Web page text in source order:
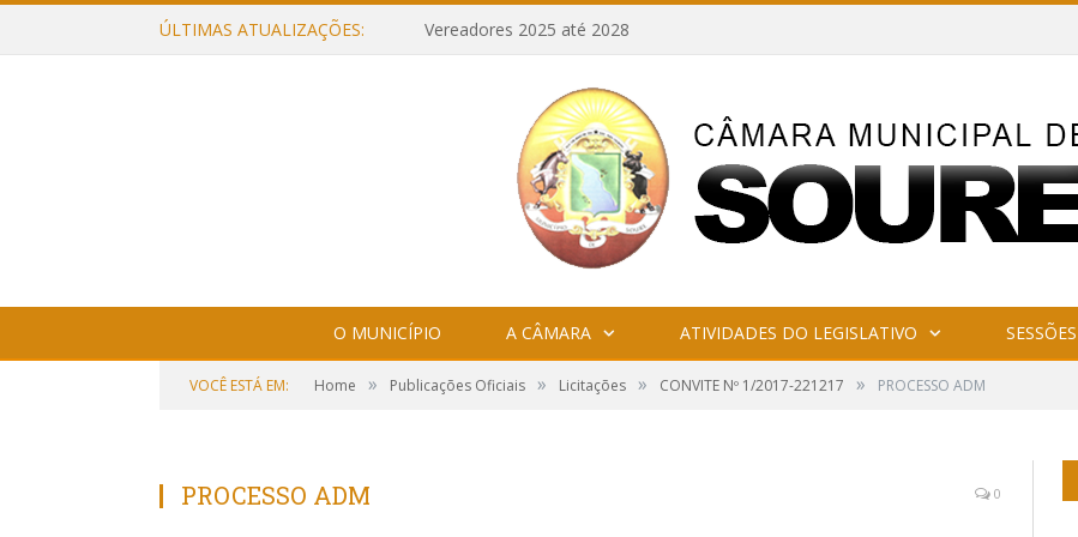
ÚLTIMAS ATUALIZAÇÕES: Vereadores 2025 até 2028
O MUNICÍPIO A CÂMARA ATIVIDADES DO LEGISLATIVO SESSÕES
VOCÊ ESTÁ EM: Home » Publicações Oficiais » Licitações » CONVITE Nº 1/2017-221217 » PROCESSO ADM
PROCESSO ADM 0